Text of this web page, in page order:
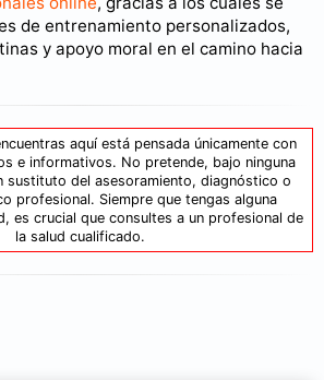
de entrenamiento personalizados,
y apoyo moral en el camino hacia
aquí está pensada únicamente con
e informativos. No pretende, bajo ninguna
sustituto del asesoramiento, diagnóstico o
profesional. Siempre que tengas alguna
es crucial que consultes a un profesional de
la salud cualificado.